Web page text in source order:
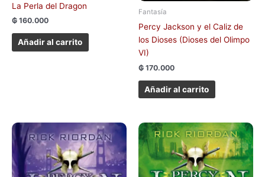
La Perla del Dragon
₲ 160.000
Añadir al carrito
Fantasía
Percy Jackson y el Caliz de
los Dioses (Dioses del Olimpo
VI)
₲ 170.000
Añadir al carrito